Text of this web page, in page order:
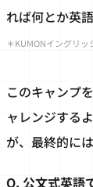
れば何とか英
＊KUMONイングリ
このキャンプ
ャレンジする
が、最終的に
Q. 公文式英語